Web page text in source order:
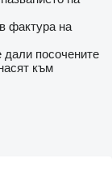
фактура на
дали посочените
към